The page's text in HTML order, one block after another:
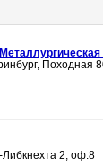
Походная
Либкнехта 2, оф.8